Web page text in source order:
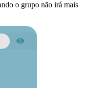
o grupo não irá mais